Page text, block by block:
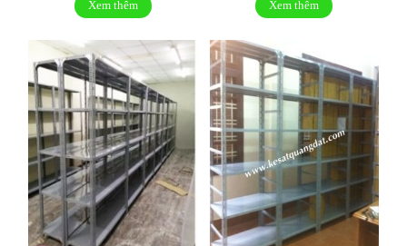
Xem thêm Xem thêm